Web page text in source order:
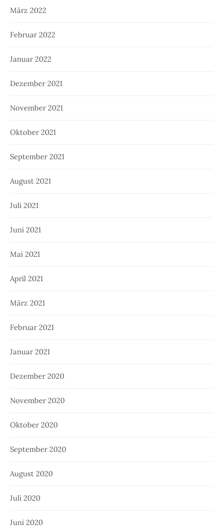
März 2022
Februar 2022
Januar 2022
Dezember 2021
November 2021
Oktober 2021
September 2021
August 2021
Juli 2021
Juni 2021
Mai 2021
April 2021
März 2021
Februar 2021
Januar 2021
Dezember 2020
November 2020
Oktober 2020
September 2020
August 2020
Juli 2020
Juni 2020